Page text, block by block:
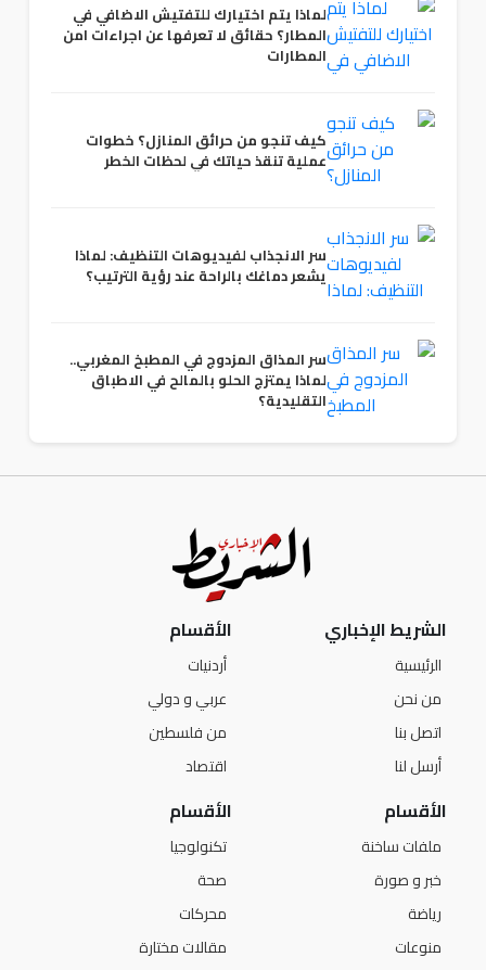
لماذا يتم اختيارك للتفتيش الاضافي في
المطار؟ حقائق لا تعرفها عن اجراءات امن
المطارات
كيف تنجو من حرائق المنازل؟ خطوات
عملية تنقذ حياتك في لحظات الخطر
سر الانجذاب لفيديوهات التنظيف: لماذا
يشعر دماغك بالراحة عند رؤية الترتيب؟
سر المذاق المزدوج في المطبخ المغربي..
لماذا يمتزج الحلو بالمالح في الاطباق
التقليدية؟
الشريط الإخباري
الرئيسية
من نحن
اتصل بنا
أرسل لنا
الأقسام
أردنيات
عربي و دولي
من فلسطين
اقتصاد
الأقسام
ملفات ساخنة
خبر و صورة
رياضة
منوعات
الأقسام
تكنولوجيا
صحة
محركات
مقالات مختارة